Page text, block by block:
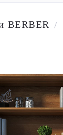
BERBER /